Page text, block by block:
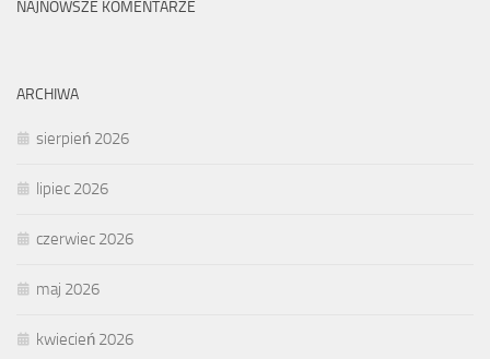
NAJNOWSZE KOMENTARZE
ARCHIWA
sierpień 2026
lipiec 2026
czerwiec 2026
maj 2026
kwiecień 2026